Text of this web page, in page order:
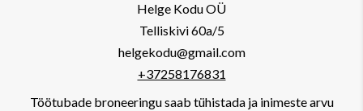
Helge Kodu OÜ
Telliskivi 60a/5
helgekodu@gmail.com
+37258176831
Töötubade broneeringu saab tühistada ja inimeste arvu